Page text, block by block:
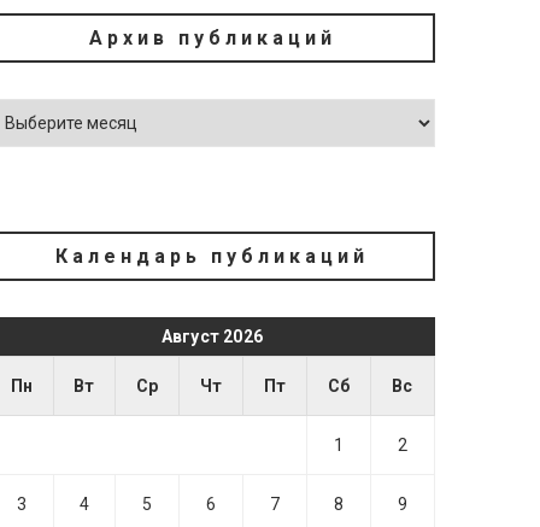
Архив публикаций
Календарь публикаций
Август 2026
Пн Вт Ср Чт Пт Сб Вс
1 2
3 4 5 6 7 8 9